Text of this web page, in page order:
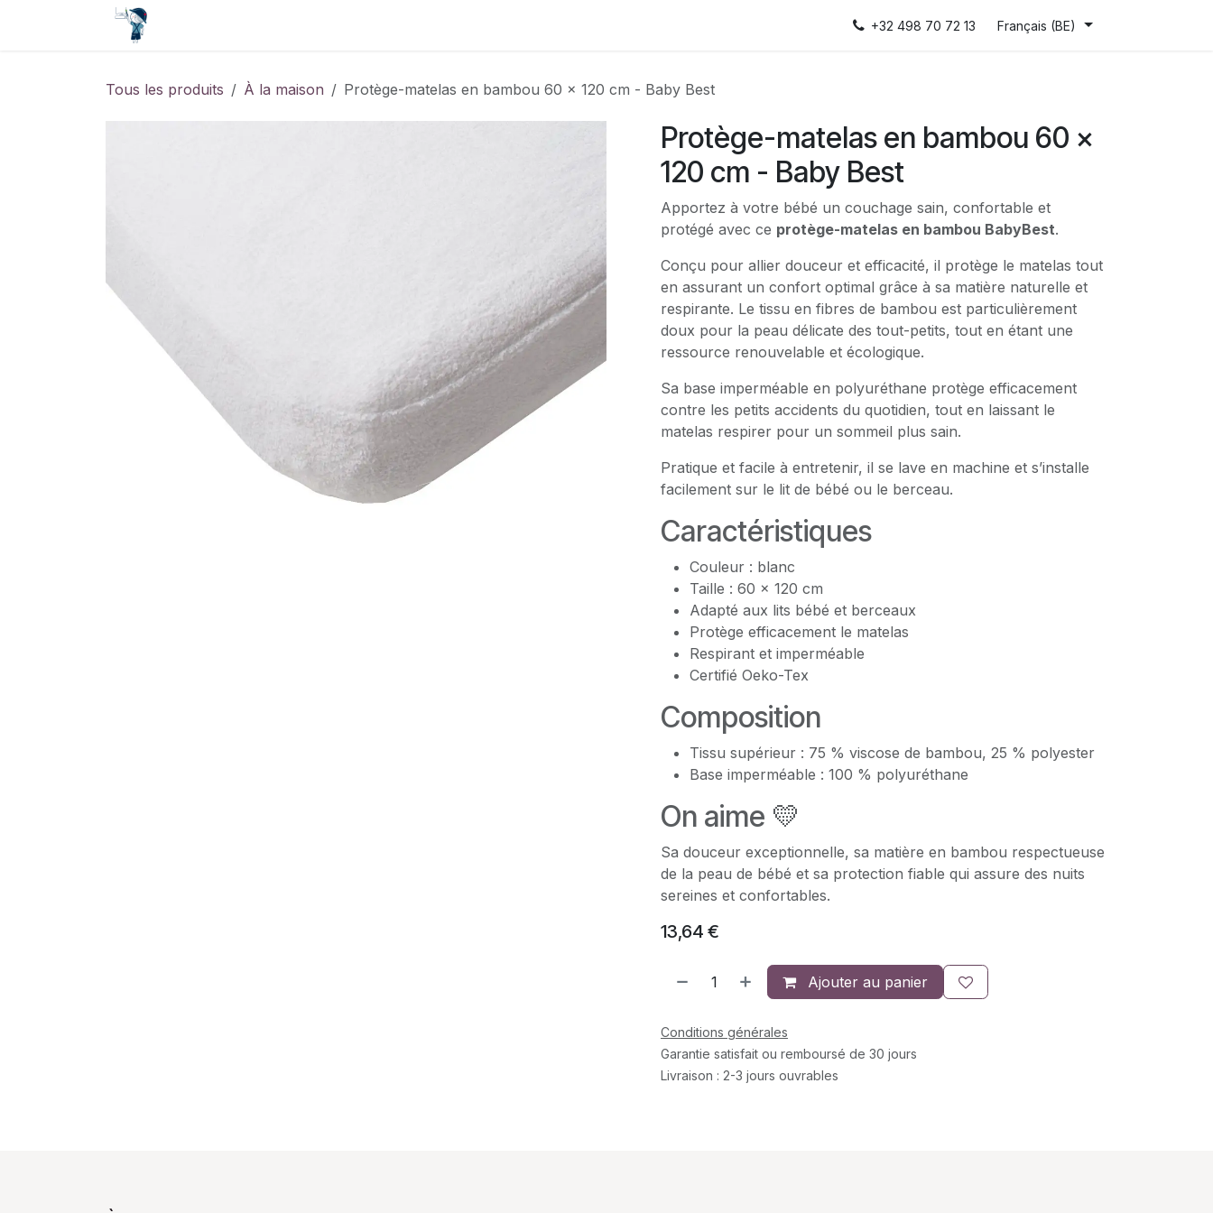
Se rendre au contenu
+32 498 70 72 13 Français (BE)
Tous les produits À la maison Protège-matelas en bambou 60 x 120 cm - Baby Best
Protège-matelas en bambou 60 x
120 cm - Baby Best
Apportez à votre bébé un couchage sain, confortable et
protégé avec ce protège-matelas en bambou BabyBest.
Conçu pour allier douceur et efficacité, il protège le matelas tout
en assurant un confort optimal grâce à sa matière naturelle et
respirante. Le tissu en fibres de bambou est particulièrement
doux pour la peau délicate des tout-petits, tout en étant une
ressource renouvelable et écologique.
Sa base imperméable en polyuréthane protège efficacement
contre les petits accidents du quotidien, tout en laissant le
matelas respirer pour un sommeil plus sain.
Pratique et facile à entretenir, il se lave en machine et s’installe
facilement sur le lit de bébé ou le berceau.
Caractéristiques
Couleur : blanc
Taille : 60 x 120 cm
Adapté aux lits bébé et berceaux
Protège efficacement le matelas
Respirant et imperméable
Certifié Oeko-Tex
Composition
Tissu supérieur : 75 % viscose de bambou, 25 % polyester
Base imperméable : 100 % polyuréthane
On aime 💛
Sa douceur exceptionnelle, sa matière en bambou respectueuse
de la peau de bébé et sa protection fiable qui assure des nuits
sereines et confortables.
13,64 €
Ajouter au panier
Conditions générales
Garantie satisfait ou remboursé de 30 jours
Livraison : 2-3 jours ouvrables